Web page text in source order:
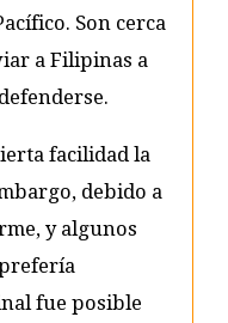
Son cerca
a Filipinas a
facilidad la
debido a
y algunos
fue posible